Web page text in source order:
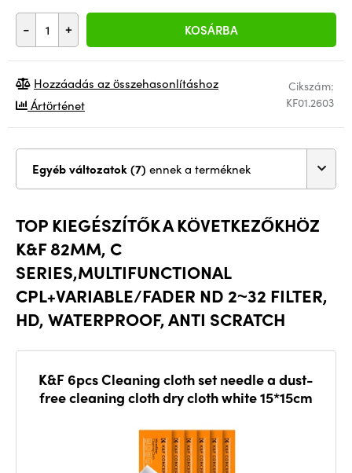
- + KOSÁRBA
Cikszám:
KF01.2603
Hozzáadás az összehasonlításhoz
Ártörténet
Egyéb változatok (7) ennek a terméknek
TOP KIEGÉSZÍTŐK A KÖVETKEZŐKHÖZ
K&F 82MM, C
SERIES,MULTIFUNCTIONAL
CPL+VARIABLE/FADER ND 2~32 FILTER,
HD, WATERPROOF, ANTI SCRATCH
K&F 6pcs Cleaning cloth set needle a dust-
free cleaning cloth dry cloth white 15*15cm